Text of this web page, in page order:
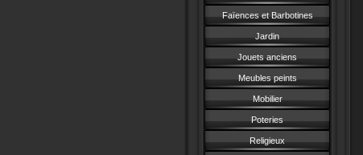
Faïences et Barbotines
Jardin
Jouets anciens
Meubles peints
Mobilier
Poteries
Religieux